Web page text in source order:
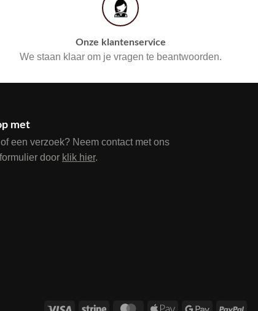
Onze klantenservice
We staan klaar om je vragen te beantwoorden.
met
een verzoek? Neem contact met ons
door klik hier.
Visa Stripe MasterCardApple Google